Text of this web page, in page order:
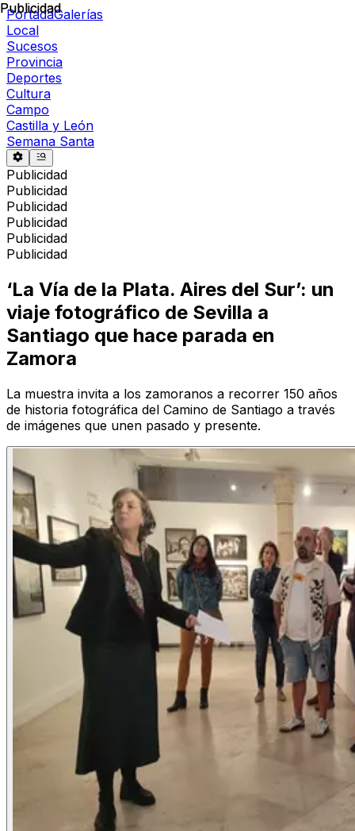
PortadaGalerías
Local
Sucesos
Provincia
Deportes
Cultura
Campo
Castilla y León
Semana Santa
Publicidad
Publicidad
Publicidad
Publicidad
Publicidad
Publicidad
Publicidad
‘La Vía de la Plata. Aires del Sur’: un
viaje fotográfico de Sevilla a
Santiago que hace parada en
Zamora
La muestra invita a los zamoranos a recorrer 150 años
de historia fotográfica del Camino de Santiago a través
de imágenes que unen pasado y presente.
Publicidad